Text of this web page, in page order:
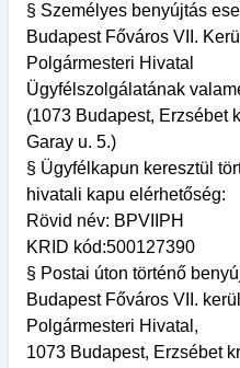
§ Személyes benyújtás
Budapest Főváros VII.
Polgármesteri Hivatal
Ügyfélszolgálatának
(1073 Budapest, Erzsébet
Garay u. 5.)
§ Ügyfélkapun keresztül
hivatali kapu elérhetőség:
Rövid név: BPVIIPH
KRID kód:500127390
§ Postai úton történő
Budapest Főváros VII.
Polgármesteri Hivatal,
1073 Budapest, Erzsébet